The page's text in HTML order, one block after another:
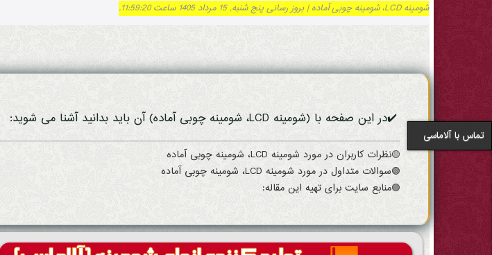
شومینه LCD، شومینه چوبی آماده | بروز رسانی پنج شنبه, 15 مرداد 1405 ساعت 11:59:20.
✔️در این صفحه با (شومینه LCD، شومینه چوبی آماده) آن باید بدانید آشنا می شوید:
🟡نظرات کاربران در مورد شومینه LCD، شومینه چوبی آماده
🟢سوالات متداول در مورد شومینه LCD، شومینه چوبی آماده
🟣منابع سایت برای تهیه این مقاله:
تماس با آلاماسی